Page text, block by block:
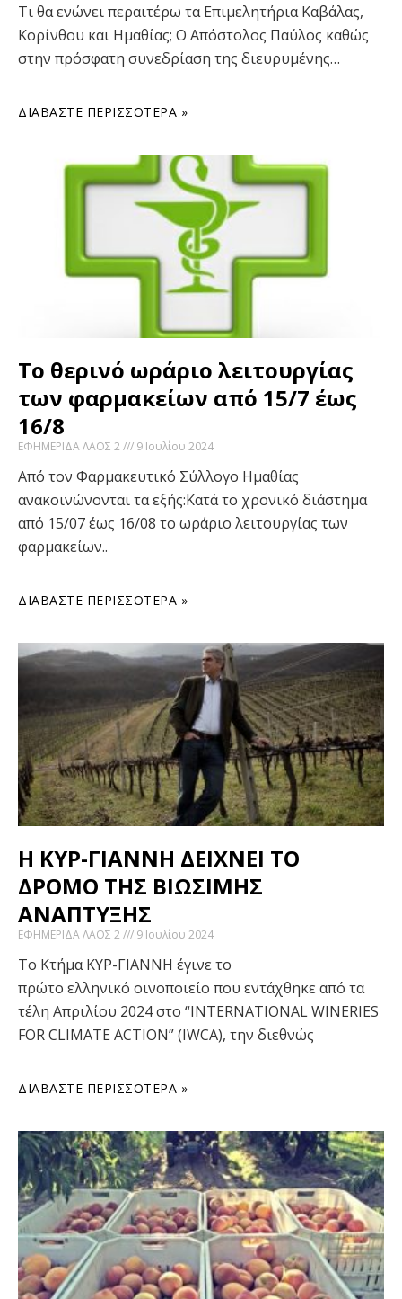
Τι θα ενώνει περαιτέρω τα Επιμελητήρια Καβάλας,
Κορίνθου και Ημαθίας; Ο Απόστολος Παύλος καθώς
στην πρόσφατη συνεδρίαση της διευρυμένης…
ΔΙΑΒΆΣΤΕ ΠΕΡΙΣΣΌΤΕΡΑ »
Το θερινό ωράριο λειτουργίας
των φαρμακείων από 15/7 έως
16/8
ΕΦΗΜΕΡΙΔΑ ΛΑΟΣ 2 9 Ιουλίου 2024
Από τον Φαρμακευτικό Σύλλογο Ημαθίας
ανακοινώνονται τα εξής:Κατά το χρονικό διάστημα
από 15/07 έως 16/08 το ωράριο λειτουργίας των
φαρμακείων..
ΔΙΑΒΆΣΤΕ ΠΕΡΙΣΣΌΤΕΡΑ »
Η ΚΥΡ-ΓΙΑΝΝΗ ΔΕΙΧΝΕΙ ΤΟ
ΔΡΟΜΟ ΤΗΣ ΒΙΩΣΙΜΗΣ
ΑΝΑΠΤΥΞΗΣ
ΕΦΗΜΕΡΙΔΑ ΛΑΟΣ 2 9 Ιουλίου 2024
Το Κτήμα ΚΥΡ-ΓΙΑΝΝΗ έγινε το
πρώτο ελληνικό οινοποιείο που εντάχθηκε από τα
τέλη Απριλίου 2024 στο “INTERNATIONAL WINERIES
FOR CLIMATE ACTION” (IWCA), την διεθνώς
ΔΙΑΒΆΣΤΕ ΠΕΡΙΣΣΌΤΕΡΑ »